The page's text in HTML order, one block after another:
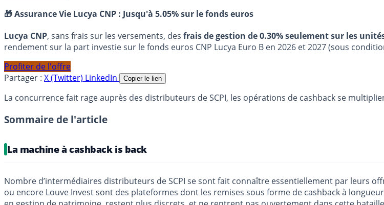
🎁 Assurance Vie Lucya CNP : Jusqu'à 5.05% sur le fonds euros
Lucya CNP, sans frais sur les versements, des frais de gestion de 0.30% seulement sur les
rendement sur la part investie sur le fonds euros CNP Lucya Euro B en 2026 et 2027 (sous
Profiter de l'offre
Partager : X (Twitter) LinkedIn Copier le lien
La concurrence fait rage auprès des distributeurs de SCPI, les opérations de cashback se
Sommaire de l'article
La machine à cashback is back
Nombre d’intermédiaires distributeurs de SCPI se sont fait connaître essentiellement par leurs
ou encore Louve Invest sont des plateformes dont les remises sous forme de cashback à